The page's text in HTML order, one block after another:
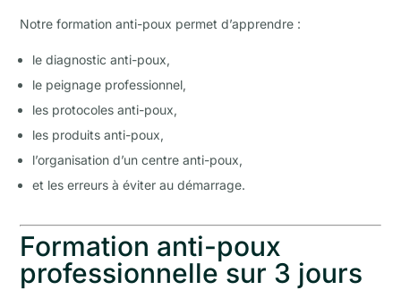
Notre formation anti-poux permet d’apprendre :
le diagnostic anti-poux,
le peignage professionnel,
les protocoles anti-poux,
les produits anti-poux,
l’organisation d’un centre anti-poux,
et les erreurs à éviter au démarrage.
Formation anti-poux
professionnelle sur 3 jours